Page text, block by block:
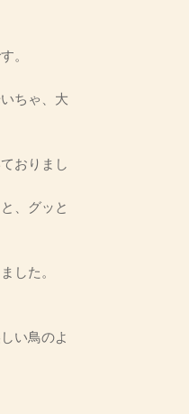
。
ちゃ、大
おりまし
、グッと
した。
い鳥のよ